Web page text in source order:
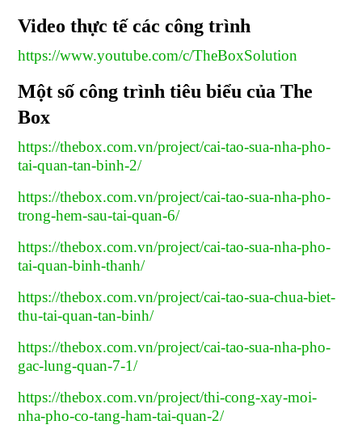
Video thực tế các công trình
https://www.youtube.com/c/TheBoxSolution
Một số công trình tiêu biểu của The
Box
https://thebox.com.vn/project/cai-tao-sua-nha-pho-
tai-quan-tan-binh-2/
https://thebox.com.vn/project/cai-tao-sua-nha-pho-
trong-hem-sau-tai-quan-6/
https://thebox.com.vn/project/cai-tao-sua-nha-pho-
tai-quan-binh-thanh/
https://thebox.com.vn/project/cai-tao-sua-chua-biet-
thu-tai-quan-tan-binh/
https://thebox.com.vn/project/cai-tao-sua-nha-pho-
gac-lung-quan-7-1/
https://thebox.com.vn/project/thi-cong-xay-moi-
nha-pho-co-tang-ham-tai-quan-2/